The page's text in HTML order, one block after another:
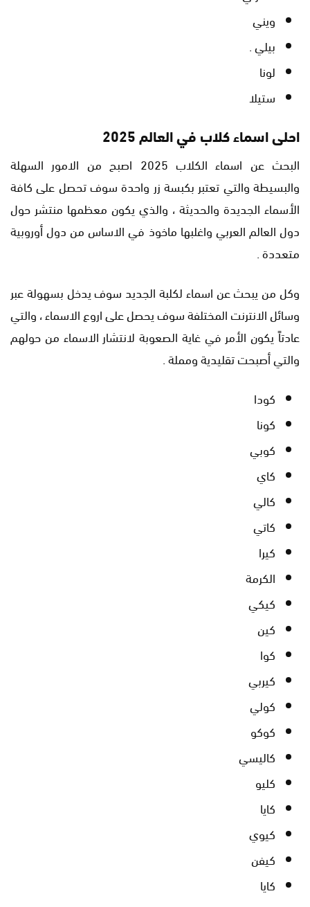
ويني
بيلي .
لونا
ستيلا
احلى اسماء كلاب في العالم 2025
البحث عن اسماء الكلاب 2025 اصبح من الامور السهلة
والبسيطة والتي تعتبر بكبسة زر واحدة سوف تحصل على كافة
الأسماء الجديدة والحديثة ، والذي يكون معظمها منتشر حول
دول العالم العربي واغلبها ماخوذ في الاساس من دول أوروبية
متعددة .
وكل من يبحث عن اسماء لكلبة الجديد سوف يدخل بسهولة عبر
وسائل الانترنت المختلفة سوف يحصل على اروع الاسماء ، والتي
عادتاً يكون الأمر في غاية الصعوبة لانتشار الاسماء من حولهم
والتي أصبحت تقليدية ومملة .
كودا
كونا
كوبي
كاي
كالي
كاتي
كيرا
الكرمة
كيكي
كين
كوا
كيربي
كولي
كوكو
كاليسي
كليو
كايا
كيوي
كيفن
كايا